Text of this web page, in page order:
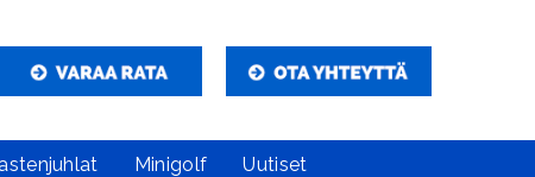
Minigolf Uutiset